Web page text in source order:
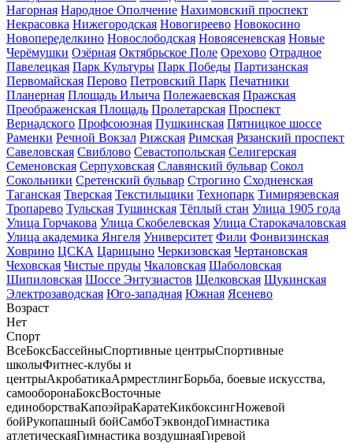
Нагорная Народное Ополчение Нахимовский проспект
Некрасовка Нижегородская Новогиреево Новокосино
Новопеределкино Новослободская Новоясеневская Новые
Черёмушки Озёрная Октябрьское Поле Орехово Отрадное
Павелецкая Парк Культуры Парк Победы Партизанская
Первомайская Перово Петровский Парк Печатники
Планерная Площадь Ильича Полежаевская Пражская
Преображенская Площадь Пролетарская Проспект
Вернадского Профсоюзная Пушкинская Пятницкое шоссе
Раменки Речной Вокзал Рижская Римская Рязанский проспект
Савеловская Свиблово Севастопольская Селигерская
Семеновская Серпуховская Славянский бульвар Сокол
Сокольники Сретенский бульвар Строгино Сходненская
Таганская Тверская Текстильщики Технопарк Тимирязевская
Тропарево Тульская Тушинская Тёплый стан Улица 1905 года
Улица Горчакова Улица Скобелевская Улица Старокачаловская
Улица академика Янгеля Университет Фили Фонвизинская
Ховрино ЦСКА Царицыно Черкизовская Чертановская
Чеховская Чистые пруды Чкаловская Шаболовская
Шипиловская Шоссе Энтузиастов Щелковская Щукинская
Электрозаводская Юго-западная Южная Ясенево
Возраст
Нет
Спорт
ВсеБоксБассейныСпортивные центрыСпортивные
школыФитнес-клубы и
центрыАкробатикаАрмрестлингБорьба, боевые искусства,
самооборонаБоксВосточные
единоборстваКапоэйраКаратеКикбоксингНожевой
бойРукопашный бойСамбоТэквондоГимнастика
атлетическаяГимнастика воздушнаяГиревой